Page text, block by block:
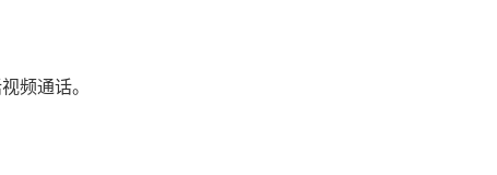
频通话。